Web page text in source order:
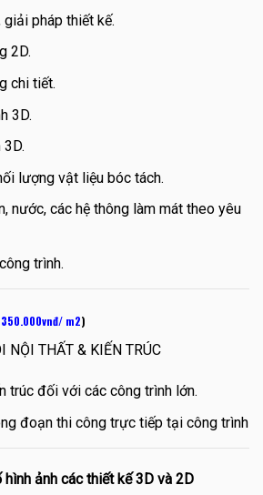
pháp thiết kế.
2D.
chi tiết.
3D.
lượng vật liệu bóc tách.
nước, các hệ thông làm mát theo yêu
trình.
350.000vnđ/ m2)
NỘI THẤT & KIẾN TRÚC
trúc đối với các công trình lớn.
đoạn thi công trực tiếp tại công trình
ảnh các thiết kế 3D và 2D